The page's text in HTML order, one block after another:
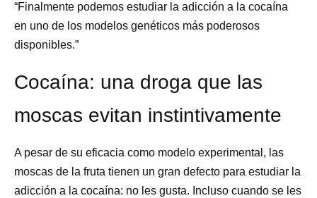
“Finalmente podemos estudiar la adicción a la cocaína
en uno de los modelos genéticos más poderosos
disponibles.”
Cocaína: una droga que las
moscas evitan instintivamente
A pesar de su eficacia como modelo experimental, las
moscas de la fruta tienen un gran defecto para estudiar la
adicción a la cocaína: no les gusta. Incluso cuando se les